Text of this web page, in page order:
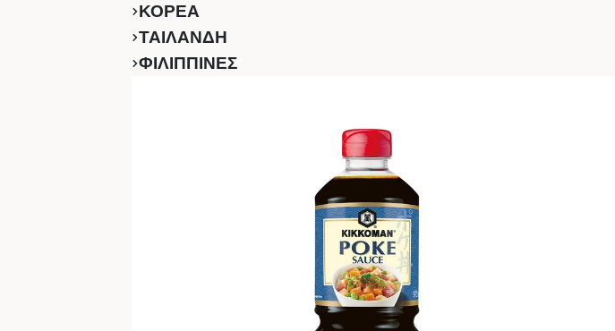
ΚΟΡΕΑ
ΤΑΙΛΑΝΔΗ
ΦΙΛΙΠΠΙΝΕΣ